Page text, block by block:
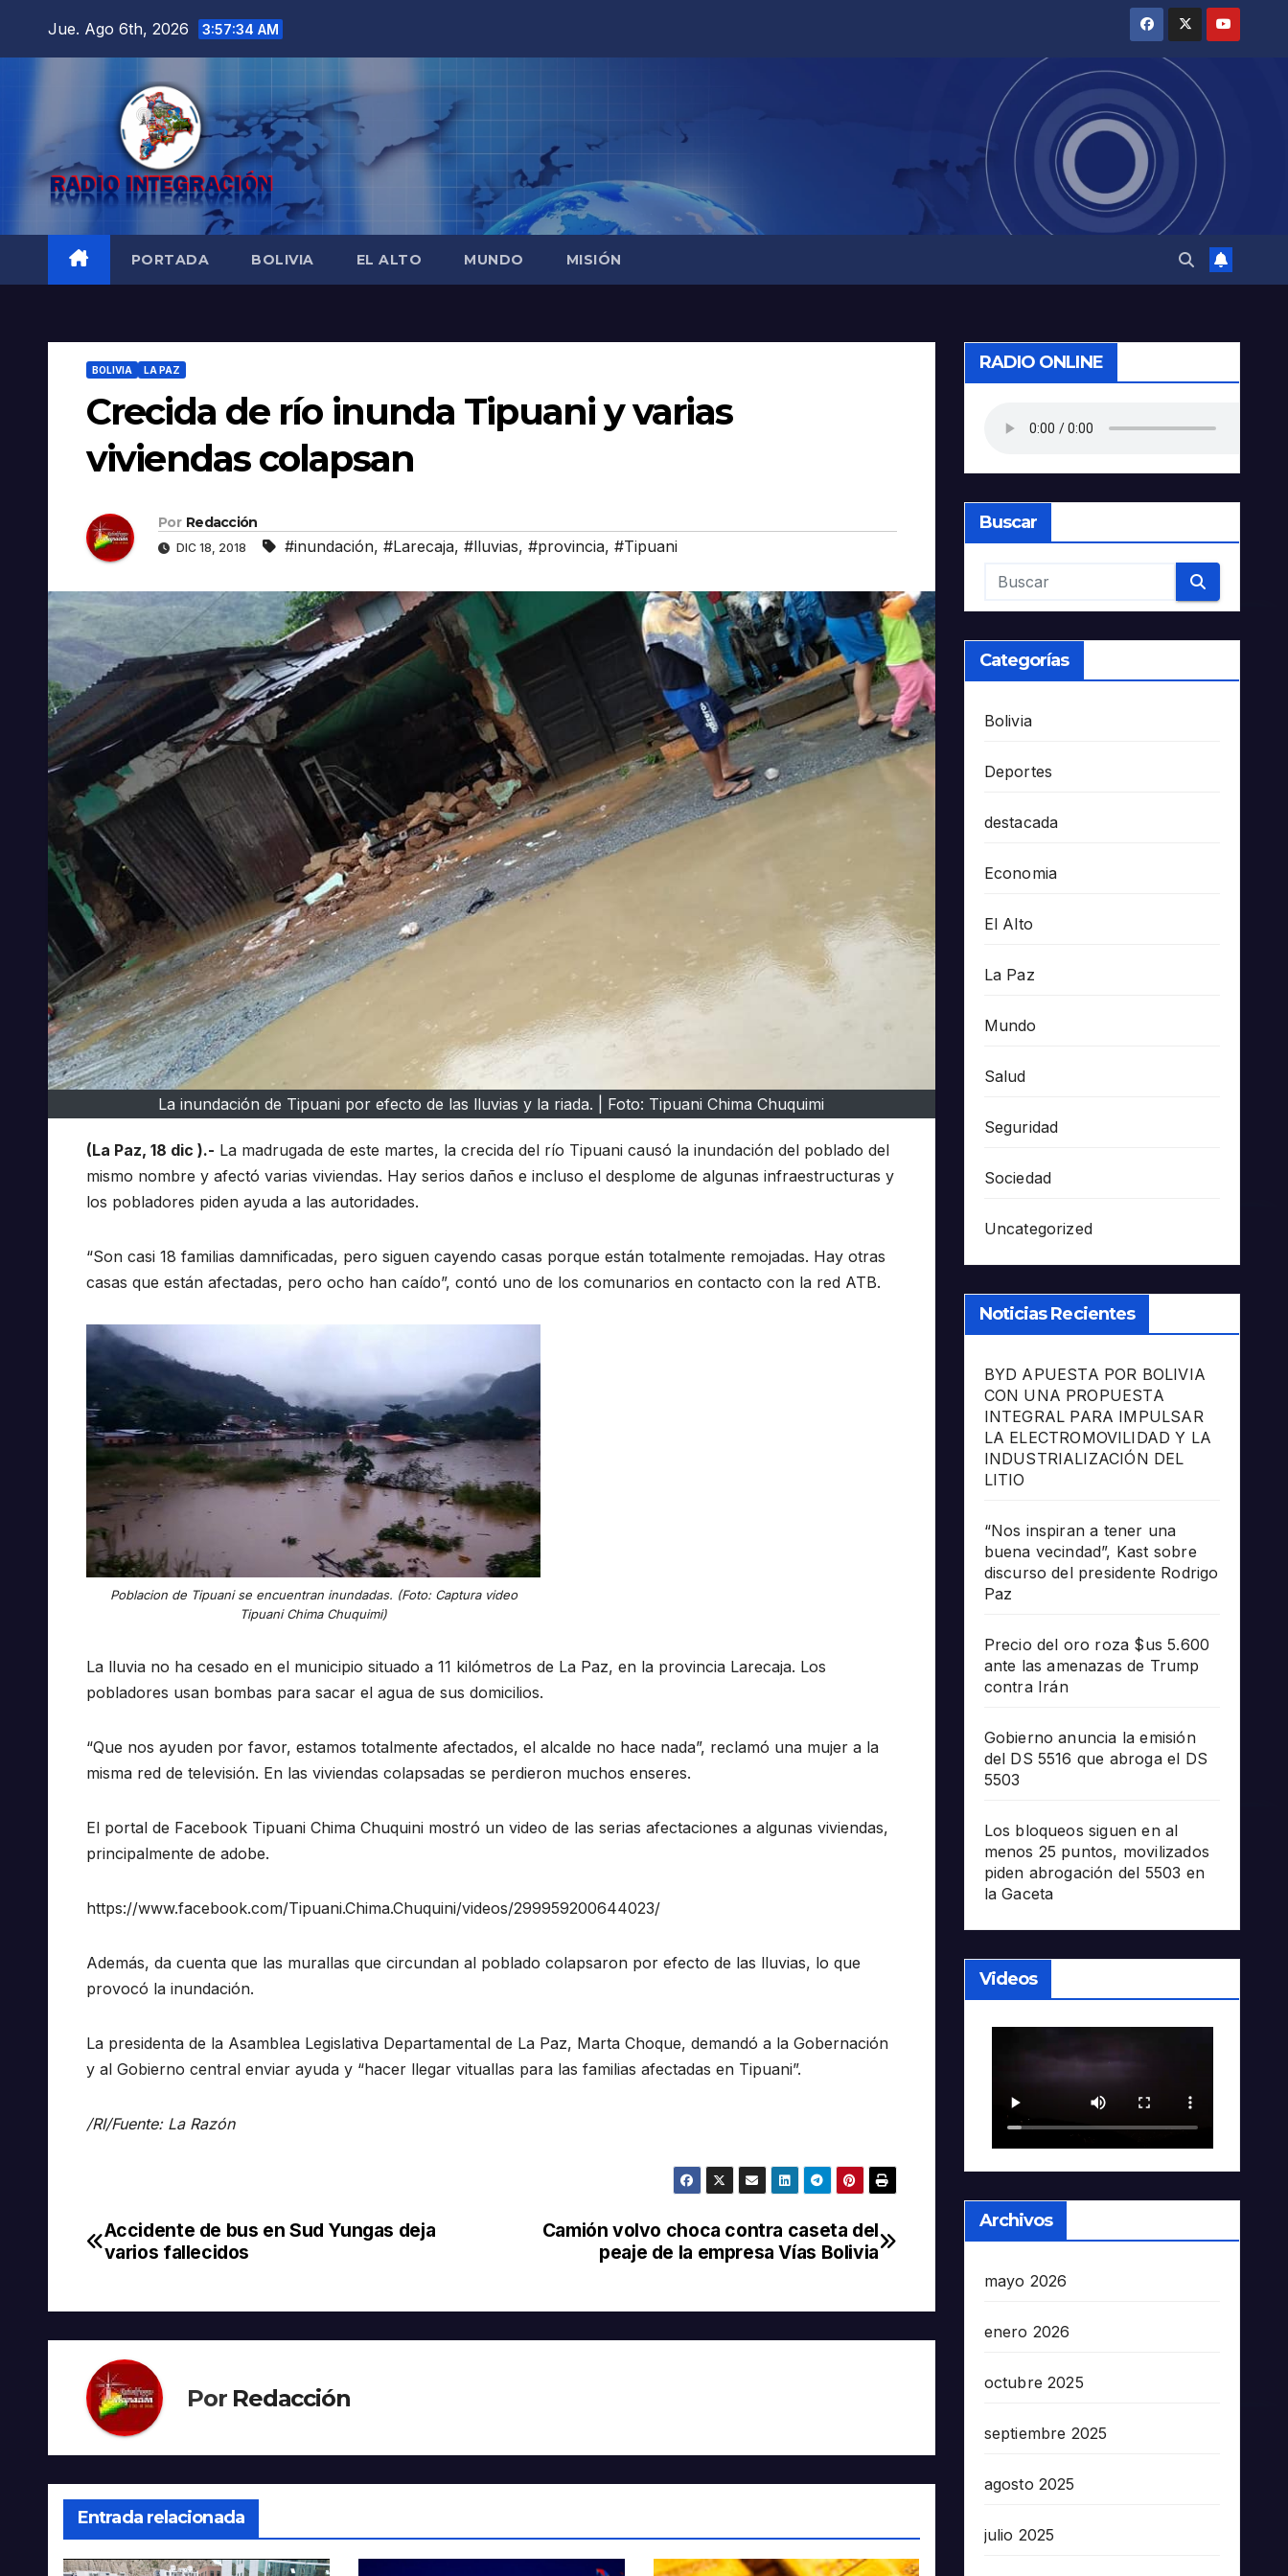
Jue. Ago 6th, 2026 3:57:36 AM
PORTADA BOLIVIA EL ALTO MUNDO MISIÓN
BOLIVIA LA PAZ
Crecida de río inunda Tipuani y varias
viviendas colapsan
Por Redacción
DIC 18, 2018 #inundación, #Larecaja, #lluvias, #provincia, #Tipuani
La inundación de Tipuani por efecto de las lluvias y la riada. | Foto: Tipuani Chima Chuquimi
(La Paz, 18 dic ).- La madrugada de este martes, la crecida del río Tipuani causó la inundación del poblado del
mismo nombre y afectó varias viviendas. Hay serios daños e incluso el desplome de algunas infraestructuras y
los pobladores piden ayuda a las autoridades.
“Son casi 18 familias damnificadas, pero siguen cayendo casas porque están totalmente remojadas. Hay otras
casas que están afectadas, pero ocho han caído”, contó uno de los comunarios en contacto con la red ATB.
Poblacion de Tipuani se encuentran inundadas. (Foto: Captura video
Tipuani Chima Chuquimi)
La lluvia no ha cesado en el municipio situado a 11 kilómetros de La Paz, en la provincia Larecaja. Los
pobladores usan bombas para sacar el agua de sus domicilios.
“Que nos ayuden por favor, estamos totalmente afectados, el alcalde no hace nada”, reclamó una mujer a la
misma red de televisión. En las viviendas colapsadas se perdieron muchos enseres.
El portal de Facebook Tipuani Chima Chuquini mostró un video de las serias afectaciones a algunas viviendas,
principalmente de adobe.
https://www.facebook.com/Tipuani.Chima.Chuquini/videos/299959200644023/
Además, da cuenta que las murallas que circundan al poblado colapsaron por efecto de las lluvias, lo que
provocó la inundación.
La presidenta de la Asamblea Legislativa Departamental de La Paz, Marta Choque, demandó a la Gobernación
y al Gobierno central enviar ayuda y “hacer llegar vituallas para las familias afectadas en Tipuani”.
/RI/Fuente: La Razón
Navegación
entradas
Camión volvo choca contra caseta del
peaje de la empresa Vías Bolivia
Accidente de bus en Sud Yungas deja
varios fallecidos
Por Redacción
Entrada relacionada
RADIO ONLINE
Buscar
Categorías
Bolivia
Deportes
destacada
Economia
El Alto
La Paz
Mundo
Salud
Seguridad
Sociedad
Uncategorized
Noticias Recientes
BYD APUESTA POR BOLIVIA
CON UNA PROPUESTA
INTEGRAL PARA IMPULSAR
LA ELECTROMOVILIDAD Y LA
INDUSTRIALIZACIÓN DEL
LITIO
“Nos inspiran a tener una
buena vecindad”, Kast sobre
discurso del presidente Rodrigo
Paz
Precio del oro roza $us 5.600
ante las amenazas de Trump
contra Irán
Gobierno anuncia la emisión
del DS 5516 que abroga el DS
5503
Los bloqueos siguen en al
menos 25 puntos, movilizados
piden abrogación del 5503 en
la Gaceta
Videos
Archivos
mayo 2026
enero 2026
octubre 2025
septiembre 2025
agosto 2025
julio 2025